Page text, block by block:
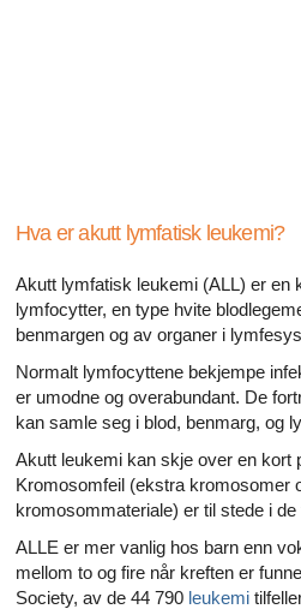
Alle artikler om mannlige
Alle artikler om Alzheimers
Hva er akutt lymfatisk leukemi?
Akutt lymfatisk leukemi (ALL) er en
lymfocytter, en type hvite
benmargen og av organer i
Normalt lymfocyttene bekjempe
er umodne og overabundant. De
kan samle seg i blod, benmarg, og
Akutt leukemi kan skje over en kort
Kromosomfeil (ekstra kromosomer
kromosommateriale) er til stede i
ALLE er mer vanlig hos barn enn
mellom to og fire når kreften er
Society, av de 44 790 leukemi